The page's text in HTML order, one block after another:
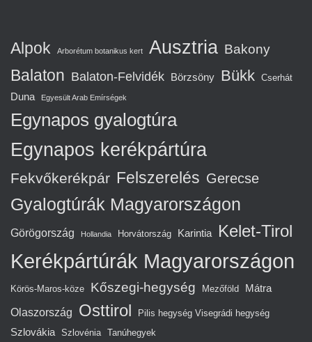
Alpok Arborétum botanikus kert Ausztria Bakony
Balaton Balaton-Felvidék Börzsöny Bükk Cserhát
Duna Egyesült Arab Emírségek
Egynapos gyalogtúra
Egynapos kerékpártúra
Fekvőkerékpár Felszerelés Gerecse
Gyalogtúrák Magyarországon
Görögország Hollandia Horvátország Karintia Kelet-Tirol
Kerékpártúrák Magyarországon
Körös-Maros-köze Kőszegi-hegység Mezőföld Mátra
Olaszország Osttirol Pilis hegység Visegrádi hegység
Szlovákia Szlovénia Tanúhegyek